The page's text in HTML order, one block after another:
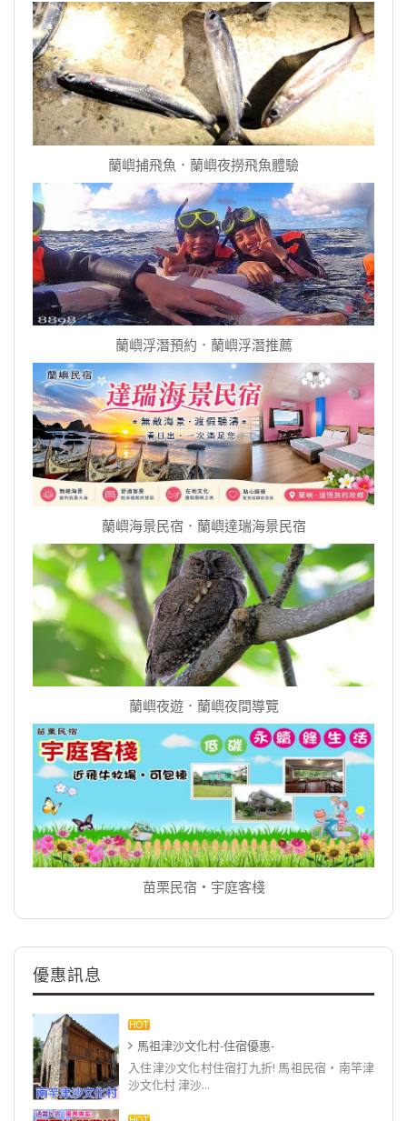
蘭嶼捕飛魚．蘭嶼夜撈飛魚體驗
蘭嶼浮潛預約．蘭嶼浮潛推薦
蘭嶼海景民宿．蘭嶼達瑞海景民宿
蘭嶼夜遊．蘭嶼夜間導覽
苗栗民宿‧宇庭客棧
優惠訊息
馬祖津沙文化村-住宿優惠-
入住津沙文化村住宿打九折! 馬祖民宿‧南竿津
沙文化村 津沙...